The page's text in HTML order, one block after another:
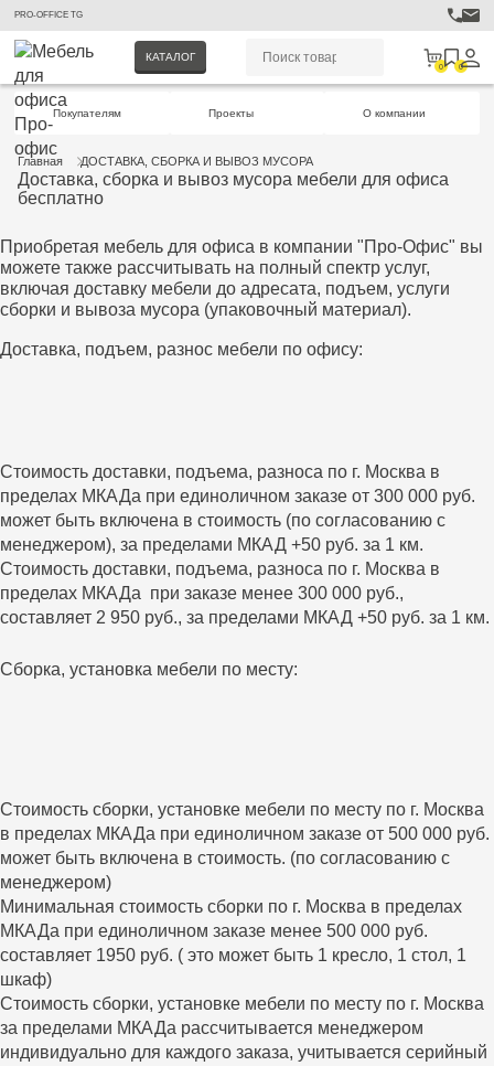
PRO-OFFICE TG
КАТАЛОГ
0 0
Покупателям Проекты О компании
Главная ДОСТАВКА, СБОРКА И ВЫВОЗ МУСОРА
Доставка, сборка и вывоз мусора мебели для офиса
бесплатно
Приобретая мебель для офиса в компании "Про-Офис" вы
можете также рассчитывать на полный спектр услуг,
включая доставку мебели до адресата, подъем, услуги
сборки и вывоза мусора (упаковочный материал).
Доставка, подъем, разнос мебели по офису:
Стоимость доставки, подъема, разноса по г. Москва в
пределах МКАДа при единоличном заказе от 300 000 руб.
может быть включена в стоимость (по согласованию с
менеджером), за пределами МКАД +50 руб. за 1 км.
Стоимость доставки, подъема, разноса по г. Москва в
пределах МКАДа при заказе менее 300 000 руб.,
составляет 2 950 руб., за пределами МКАД +50 руб. за 1 км.
Сборка, установка мебели по месту:
Стоимость сборки, установке мебели по месту по г. Москва
в пределах МКАДа при единоличном заказе от 500 000 руб.
может быть включена в стоимость. (по согласованию с
менеджером)
Минимальная стоимость сборки по г. Москва в пределах
МКАДа при единоличном заказе менее 500 000 руб.
составляет 1950 руб. ( это может быть 1 кресло, 1 стол, 1
шкаф)
Стоимость сборки, установке мебели по месту по г. Москва
за пределами МКАДа рассчитывается менеджером
индивидуально для каждого заказа, учитывается серийный